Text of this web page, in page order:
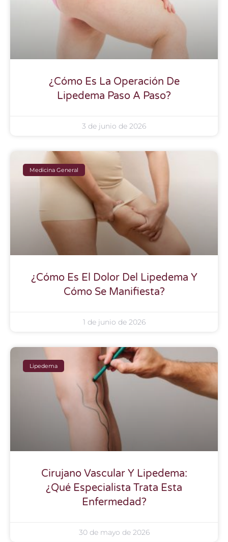
¿Cómo Es La Operación De
Lipedema Paso A Paso?
3 de junio de 2026
Medicina General
¿Cómo Es El Dolor Del Lipedema Y
Cómo Se Manifiesta?
1 de junio de 2026
Lipedema
Cirujano Vascular Y Lipedema:
¿Qué Especialista Trata Esta
Enfermedad?
30 de mayo de 2026